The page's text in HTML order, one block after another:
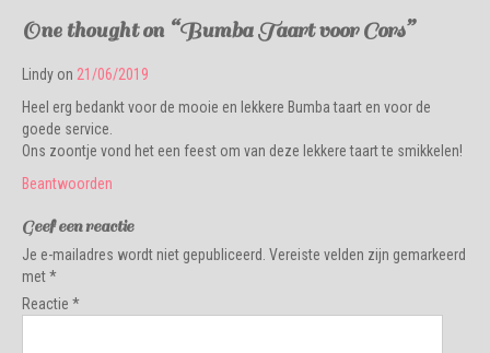
One thought on “Bumba Taart voor Cors”
Lindy on 21/06/2019
Heel erg bedankt voor de mooie en lekkere Bumba taart en voor de
goede service.
Ons zoontje vond het een feest om van deze lekkere taart te smikkelen!
Beantwoorden
Geef een reactie
Je e-mailadres wordt niet gepubliceerd. Vereiste velden zijn gemarkeerd
met*
Reactie *